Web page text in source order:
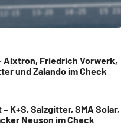
Aixtron, Friedrich Vorwerk,
und Zalando im Check
K+S, Salzgitter, SMA Solar,
Neuson im Check